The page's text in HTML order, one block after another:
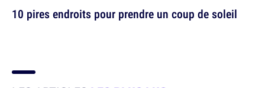
10 pires endroits pour prendre un coup de soleil